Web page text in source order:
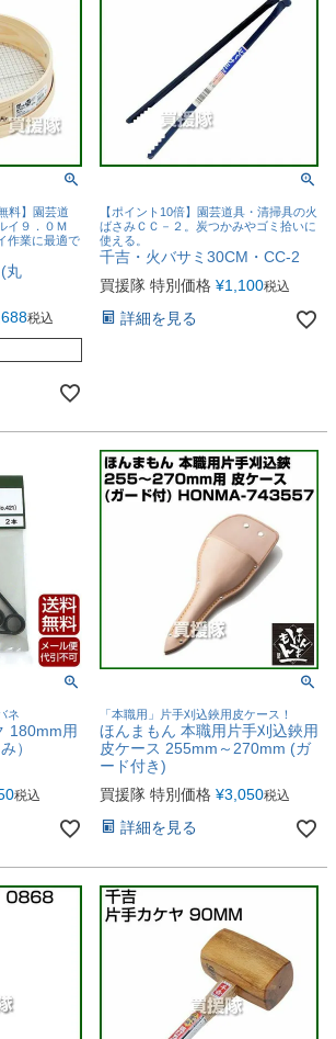
料】園芸道
イ９．０Ｍ
作業に最適で
丸
税込
【ポイント10倍】園芸道具・清掃具の火
ばさみＣＣ－２。炭つかみやゴミ拾いに
使える。
千吉・火バサミ30CM・CC-2
買援隊 特別価格 ¥1,100税込
詳細を見る
ネ
180mm用
）
税込
「本職用」片手刈込鋏用皮ケース！
ほんまもん 本職用片手刈込鋏用
皮ケース 255mm～270mm (ガ
ード付き)
買援隊 特別価格 ¥3,050税込
詳細を見る